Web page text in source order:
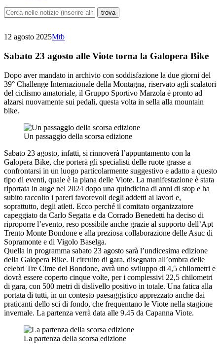
12 agosto 2025Mtb
Sabato 23 agosto alle Viote torna la Galopera Bike
Dopo aver mandato in archivio con soddisfazione la due giorni del
39° Challenge Internazionale della Montagna, riservato agli scalatori
del ciclismo amatoriale, il Gruppo Sportivo Marzola è pronto ad
alzarsi nuovamente sui pedali, questa volta in sella alla mountain
bike.
Un passaggio della scorsa edizione
Sabato 23 agosto, infatti, si rinnoverà l’appuntamento con la
Galopera Bike, che porterà gli specialisti delle ruote grasse a
confrontarsi in un luogo particolarmente suggestivo e adatto a questo
tipo di eventi, quale è la piana delle Viote. La manifestazione è stata
riportata in auge nel 2024 dopo una quindicina di anni di stop e ha
subito raccolto i pareri favorevoli degli addetti ai lavori e,
soprattutto, degli atleti. Ecco perché il comitato organizzatore
capeggiato da Carlo Segatta e da Corrado Benedetti ha deciso di
riproporre l’evento, reso possibile anche grazie al supporto dell’Apt
Trento Monte Bondone e alla preziosa collaborazione delle Asuc di
Sopramonte e di Vigolo Baselga.
Quella in programma sabato 23 agosto sarà l’undicesima edizione
della Galopera Bike. Il circuito di gara, disegnato all’ombra delle
celebri Tre Cime del Bondone, avrà uno sviluppo di 4,5 chilometri e
dovrà essere coperto cinque volte, per i complessivi 22,5 chilometri
di gara, con 500 metri di dislivello positivo in totale. Una fatica alla
portata di tutti, in un contesto paesaggistico apprezzato anche dai
praticanti dello sci di fondo, che frequentano le Viote nella stagione
invernale. La partenza verrà data alle 9.45 da Capanna Viote.
La partenza della scorsa edizione